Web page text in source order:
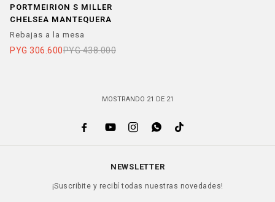
PORTMEIRION S MILLER
CHELSEA MANTEQUERA
Rebajas a la mesa
PYG 306.600PYG 438.000
MOSTRANDO 21 DE 21
    
NEWSLETTER
¡Suscribite y recibí todas nuestras novedades!